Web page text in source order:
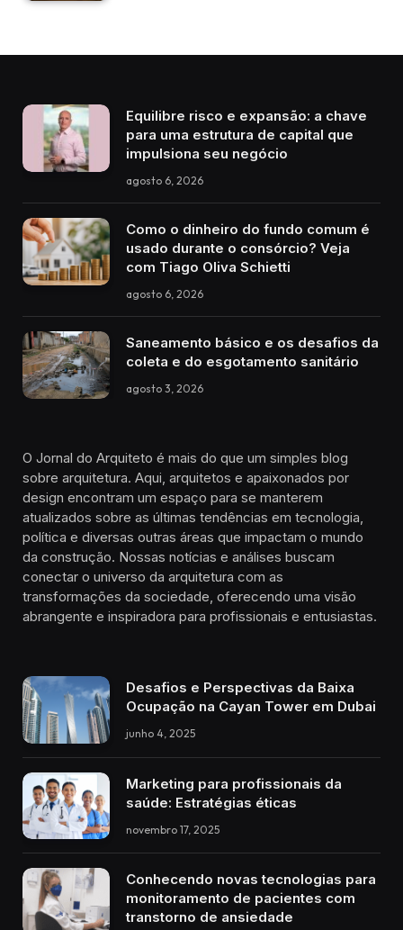
Equilibre risco e expansão: a chave
para uma estrutura de capital que
impulsiona seu negócio
agosto 6, 2026
Como o dinheiro do fundo comum é
usado durante o consórcio? Veja
com Tiago Oliva Schietti
agosto 6, 2026
Saneamento básico e os desafios da
coleta e do esgotamento sanitário
agosto 3, 2026
O Jornal do Arquiteto é mais do que um simples blog
sobre arquitetura. Aqui, arquitetos e apaixonados por
design encontram um espaço para se manterem
atualizados sobre as últimas tendências em tecnologia,
política e diversas outras áreas que impactam o mundo
da construção. Nossas notícias e análises buscam
conectar o universo da arquitetura com as
transformações da sociedade, oferecendo uma visão
abrangente e inspiradora para profissionais e entusiastas.
Desafios e Perspectivas da Baixa
Ocupação na Cayan Tower em Dubai
junho 4, 2025
Marketing para profissionais da
saúde: Estratégias éticas
novembro 17, 2025
Conhecendo novas tecnologias para
monitoramento de pacientes com
transtorno de ansiedade